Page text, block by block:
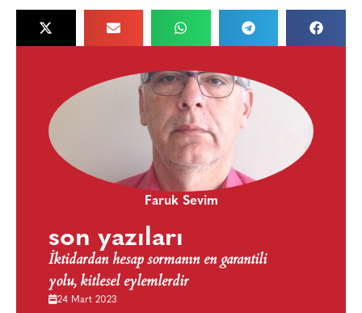
Faruk Sevim
son yazıları
İktidardan hesap sormanın en garantili
yolu, kitlesel eylemlerdir
24 Mart 2023